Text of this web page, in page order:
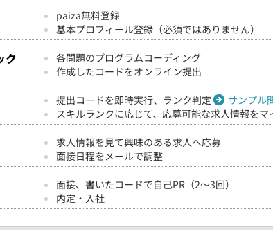
paiza無料登録
基本プロフィール登録（必須ではありません）
ク
各問題のプログラムコーディング
作成したコードをオンライン提出
提出コードを即時実行、ランク判定
サンプル
スキルランクに応じて、応募可能な求人情報をマ
求人情報を見て興味のある求人へ応募
面接日程をメールで調整
面接、書いたコードで自己PR（2～3回）
内定・入社